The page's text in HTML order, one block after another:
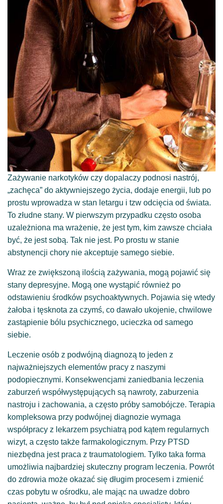
Zażywanie narkotyków czy dopalaczy podnosi nastrój,
„zachęca” do aktywniejszego życia, dodaje energii, lub po
prostu wprowadza w stan letargu i tzw odcięcia od świata.
To złudne stany. W pierwszym przypadku często osoba
uzależniona ma wrażenie, że jest tym, kim zawsze chciała
być, że jest sobą. Tak nie jest. Po prostu w stanie
abstynencji chory nie akceptuje samego siebie.
Wraz ze zwiększoną ilością zażywania, mogą pojawić się
stany depresyjne. Mogą one wystąpić również po
odstawieniu środków psychoaktywnych. Pojawia się wtedy
żałoba i tęsknota za czymś, co dawało ukojenie, chwilowe
zastąpienie bólu psychicznego, ucieczka od samego
siebie.
Leczenie osób z podwójną diagnozą to jeden z
najważniejszych elementów pracy z naszymi
podopiecznymi. Konsekwencjami zaniedbania leczenia
zaburzeń współwystępujących są nawroty, zaburzenia
nastroju i zachowania, a często próby samobójcze. Terapia
kompleksowa przy podwójnej diagnozie wymaga
współpracy z lekarzem psychiatrą pod kątem regularnych
wizyt, a często także farmakologicznym. Przy PTSD
niezbędna jest praca z traumatologiem. Tylko taka forma
umożliwia najbardziej skuteczny program leczenia. Powrót
do zdrowia może okazać się długim procesem i zmienić
czas pobytu w ośrodku, ale mając na uwadze dobro